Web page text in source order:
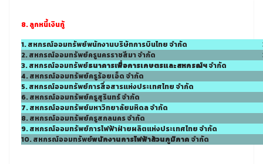
8. ลูกหนี้เงินกู้
1. สหกรณ์ออมทรัพย์พนักงานบริษัทการบินไทย จำกัด
2. สหกรณ์ออมทรัพย์ครูนครราชสีมา จำกัด
3. สหกรณ์ออมทรัพย์ธนาคารเพื่อการเกษตรและสหกรณ์ฯจำกัด
4. สหกรณ์ออมทรัพย์ครูร้อยเอ็ด จำกัด
5. สหกรณ์ออมทรัพย์การสื่อสารแห่งประเทศไทย จำกัด
6. สหกรณ์ออมทรัพย์ครูสุรินทร์ จำกัด
7. สหกรณ์ออมทรัพย์มหาวิทยาลัยมหิดล จำกัด
8. สหกรณ์ออมทรัพย์ครูสกลนคร จำกัด
9. สหกรณ์ออมทรัพย์การไฟฟ้าฝ่ายผลิตแห่งประเทศไทย จำกัด
10. สหกรณ์ออมทรัพย์พนักงานการไฟฟ้าส้วนภูมิภาค จำกัด